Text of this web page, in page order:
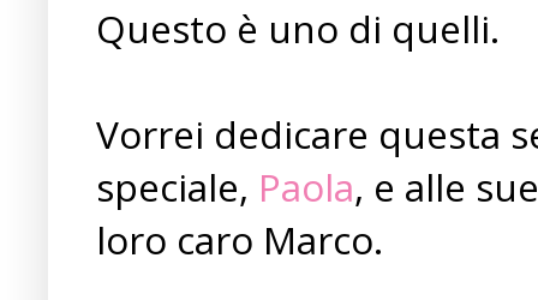
Questo è uno di quelli.
Vorrei dedicare questa
speciale, Paola, e alle
loro caro Marco.